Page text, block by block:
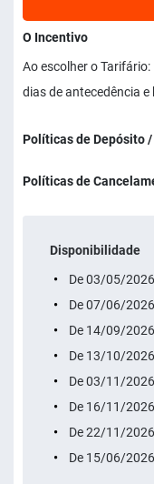
O Incentivo
Ao escolher o
dias de antecedência e
Políticas de Depósito
Políticas de
Disponibilidade
De 03/05/
De 07/06/
De 14/09/
De 13/10/
De 03/11/
De 16/11/
De 22/11/
De 15/06/